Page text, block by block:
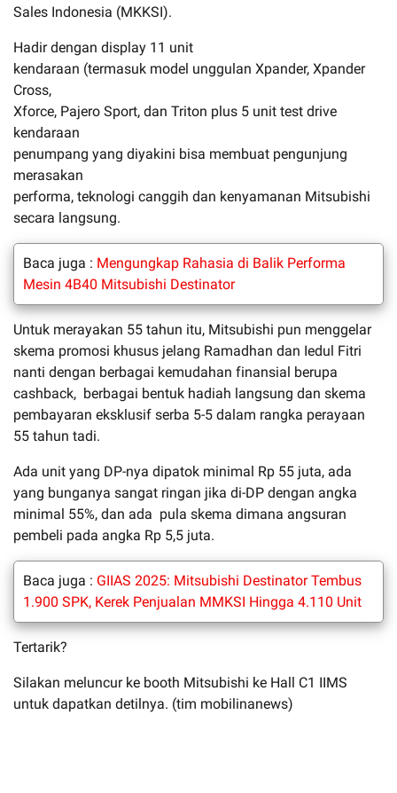
Sales Indonesia (MKKSI).
Hadir dengan display 11 unit
kendaraan (termasuk model unggulan Xpander, Xpander
Cross,
Xforce, Pajero Sport, dan Triton plus 5 unit test drive
kendaraan
penumpang yang diyakini bisa membuat pengunjung
merasakan
performa, teknologi canggih dan kenyamanan Mitsubishi
secara langsung.
Baca juga : Mengungkap Rahasia di Balik Performa
Mesin 4B40 Mitsubishi Destinator
Untuk merayakan 55 tahun itu, Mitsubishi pun menggelar
skema promosi khusus jelang Ramadhan dan Iedul Fitri
nanti dengan berbagai kemudahan finansial berupa
cashback, berbagai bentuk hadiah langsung dan skema
pembayaran eksklusif serba 5-5 dalam rangka perayaan
55 tahun tadi.
Ada unit yang DP-nya dipatok minimal Rp 55 juta, ada
yang bunganya sangat ringan jika di-DP dengan angka
minimal 55%, dan ada pula skema dimana angsuran
pembeli pada angka Rp 5,5 juta.
Baca juga : GIIAS 2025: Mitsubishi Destinator Tembus
1.900 SPK, Kerek Penjualan MMKSI Hingga 4.110 Unit
Tertarik?
Silakan meluncur ke booth Mitsubishi ke Hall C1 IIMS
untuk dapatkan detilnya. (tim mobilinanews)